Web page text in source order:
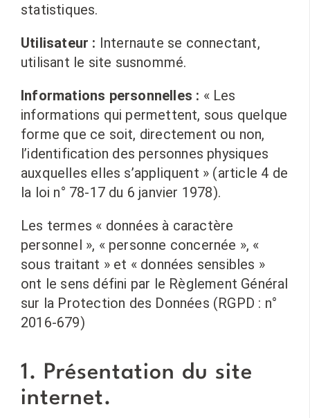
statistiques.
Utilisateur : Internaute se connectant,
utilisant le site susnommé.
Informations personnelles : « Les
informations qui permettent, sous quelque
forme que ce soit, directement ou non,
l’identification des personnes physiques
auxquelles elles s’appliquent » (article 4 de
la loi n° 78-17 du 6 janvier 1978).
Les termes « données à caractère
personnel », « personne concernée », «
sous traitant » et « données sensibles »
ont le sens défini par le Règlement Général
sur la Protection des Données (RGPD : n°
2016-679)
1. Présentation du site
internet.